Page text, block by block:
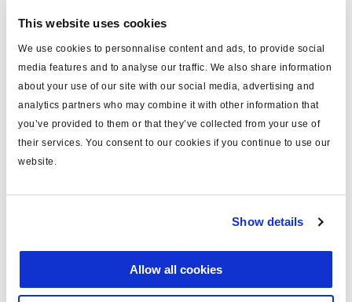
This website uses cookies
We use cookies to personnalise content and ads, to provide social
media features and to analyse our traffic. We also share information
about your use of our site with our social media, advertising and
analytics partners who may combine it with other information that
you’ve provided to them or that they’ve collected from your use of
their services. You consent to our cookies if you continue to use our
website.
Show details
Allow all cookies
Hub (mm)
Länge (mm) 275
Anschluss M12x1.5
Gabelkopf ohne
Faltenbalg mit
Gewicht (kg) 0